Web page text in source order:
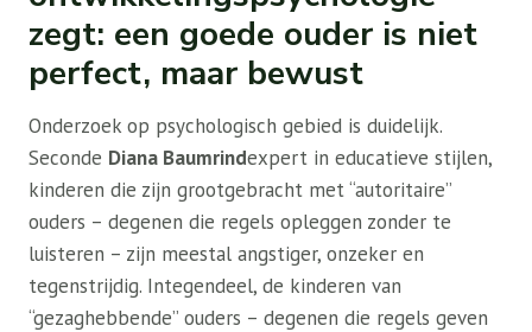
zegt: een goede ouder is niet
perfect, maar bewust
Onderzoek op psychologisch gebied is duidelijk.
Seconde Diana Baumrindexpert in educatieve stijlen,
kinderen die zijn grootgebracht met “autoritaire”
ouders – degenen die regels opleggen zonder te
luisteren – zijn meestal angstiger, onzeker en
tegenstrijdig. Integendeel, de kinderen van
“gezaghebbende” ouders – degenen die regels geven